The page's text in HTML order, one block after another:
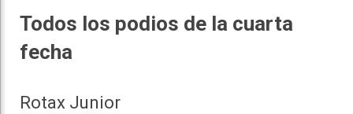
Todos los podios de la cuarta
fecha
Rotax Junior